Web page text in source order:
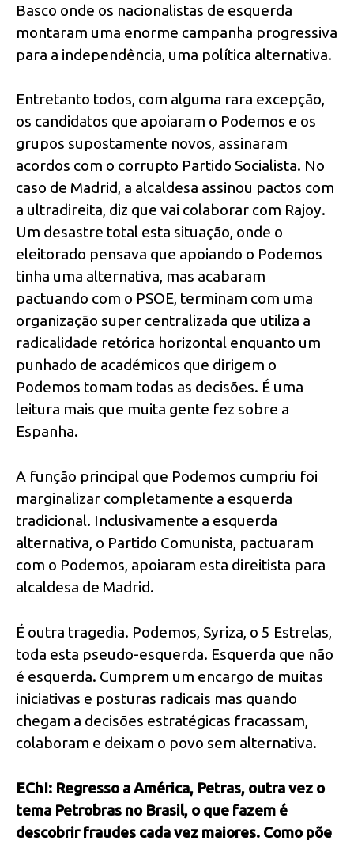
Basco onde os nacionalistas de esquerda
montaram uma enorme campanha progressiva
para a independência, uma política alternativa.
Entretanto todos, com alguma rara excepção,
os candidatos que apoiaram o Podemos e os
grupos supostamente novos, assinaram
acordos com o corrupto Partido Socialista. No
caso de Madrid, a alcaldesa assinou pactos com
a ultradireita, diz que vai colaborar com Rajoy.
Um desastre total esta situação, onde o
eleitorado pensava que apoiando o Podemos
tinha uma alternativa, mas acabaram
pactuando com o PSOE, terminam com uma
organização super centralizada que utiliza a
radicalidade retórica horizontal enquanto um
punhado de académicos que dirigem o
Podemos tomam todas as decisões. É uma
leitura mais que muita gente fez sobre a
Espanha.
A função principal que Podemos cumpriu foi
marginalizar completamente a esquerda
tradicional. Inclusivamente a esquerda
alternativa, o Partido Comunista, pactuaram
com o Podemos, apoiaram esta direitista para
alcaldesa de Madrid.
É outra tragedia. Podemos, Syriza, o 5 Estrelas,
toda esta pseudo-esquerda. Esquerda que não
é esquerda. Cumprem um encargo de muitas
iniciativas e posturas radicais mas quando
chegam a decisões estratégicas fracassam,
colaboram e deixam o povo sem alternativa.
EChI: Regresso a América, Petras, outra vez o
tema Petrobras no Brasil, o que fazem é
descobrir fraudes cada vez maiores. Como põe